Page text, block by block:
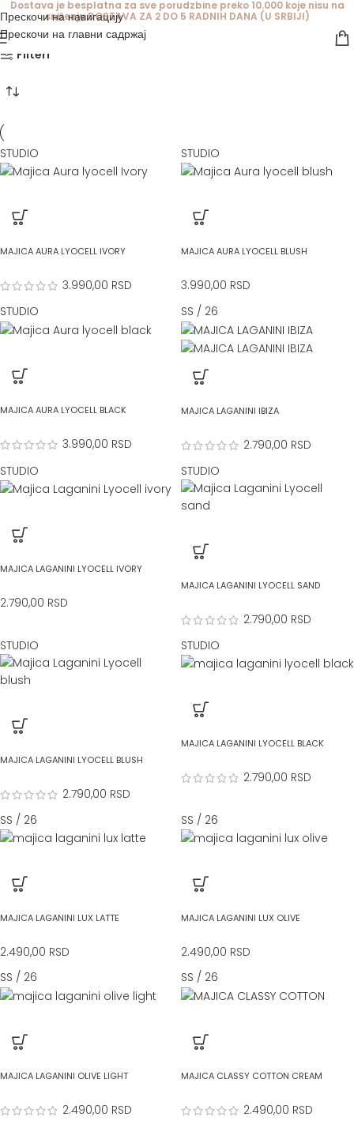
Прескочи на навигацију
Прескочи на главни садржај
Dostava je besplatna za sve porudzbine preko 10.000 koje nisu na
sniženju DOSTAVA ZA 2 DO 5 RADNIH DANA (U SRBIJI)
Bez rukava
Filteri
STUDIO
MAJICA AURA LYOCELL IVORY
3.990,00 RSD
STUDIO
MAJICA AURA LYOCELL BLUSH
3.990,00 RSD
STUDIO
MAJICA AURA LYOCELL BLACK
3.990,00 RSD
SS / 26
MAJICA LAGANINI IBIZA
2.790,00 RSD
STUDIO
MAJICA LAGANINI LYOCELL IVORY
2.790,00 RSD
STUDIO
MAJICA LAGANINI LYOCELL SAND
2.790,00 RSD
STUDIO
MAJICA LAGANINI LYOCELL BLUSH
2.790,00 RSD
STUDIO
MAJICA LAGANINI LYOCELL BLACK
2.790,00 RSD
SS / 26
MAJICA LAGANINI LUX LATTE
2.490,00 RSD
SS / 26
MAJICA LAGANINI LUX OLIVE
2.490,00 RSD
SS / 26
MAJICA LAGANINI OLIVE LIGHT
2.490,00 RSD
SS / 26
MAJICA CLASSY COTTON CREAM
2.490,00 RSD